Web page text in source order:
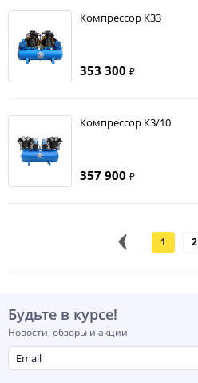
Компрессор К33
353 300 ₽
Компрессор К3/10
357 900 ₽
1 2
Будьте в курсе!
Новости, обзоры и акции